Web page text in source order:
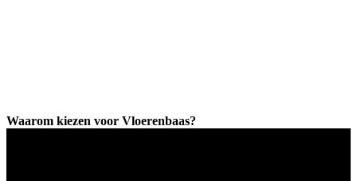
Waarom kiezen voor Vloerenbaas?